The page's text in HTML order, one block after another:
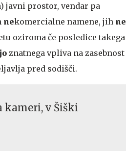
javni prostor, vendar pa
nekomercialne namene, jih ne
oziroma če posledice takega
znatnega vpliva na zasebnost
pred sodišči.
kameri, v Šiški